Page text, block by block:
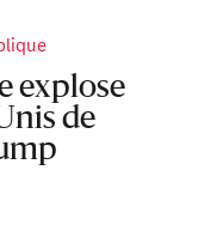
explose
de